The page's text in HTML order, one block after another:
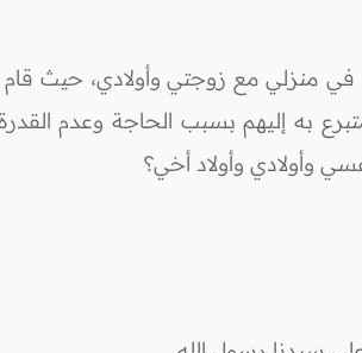
في منزلي مع زوجتي وأولادي، حيث
به إليهم بسبب الحاجة وعدم
وأولادي وأولاد أخي؟